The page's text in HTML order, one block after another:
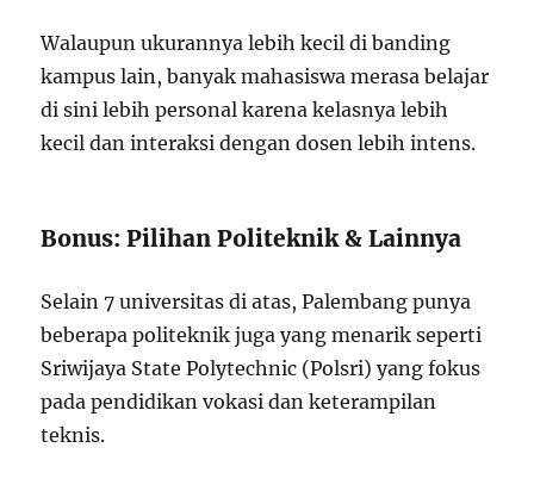
Walaupun ukurannya lebih kecil di banding
kampus lain, banyak mahasiswa merasa belajar
di sini lebih personal karena kelasnya lebih
kecil dan interaksi dengan dosen lebih intens.
Bonus: Pilihan Politeknik & Lainnya
Selain 7 universitas di atas, Palembang punya
beberapa politeknik juga yang menarik seperti
Sriwijaya State Polytechnic (Polsri) yang fokus
pada pendidikan vokasi dan keterampilan
teknis.